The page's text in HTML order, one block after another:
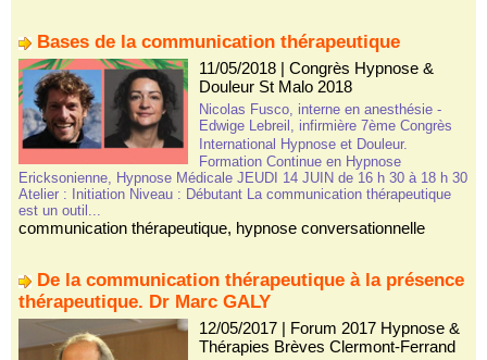
Bases de la communication thérapeutique
11/05/2018| Congrès Hypnose &
Douleur St Malo 2018
Nicolas Fusco, interne en anesthésie -
Edwige Lebreil, infirmière 7ème Congrès
International Hypnose et Douleur.
Formation Continue en Hypnose
Ericksonienne, Hypnose Médicale JEUDI 14 JUIN de 16 h 30 à 18 h 30
Atelier : Initiation Niveau : Débutant La communication thérapeutique
est un outil...
communication thérapeutique, hypnose conversationnelle
De la communication thérapeutique à la présence
thérapeutique. Dr Marc GALY
12/05/2017| Forum 2017 Hypnose &
Thérapies Brèves Clermont-Ferrand